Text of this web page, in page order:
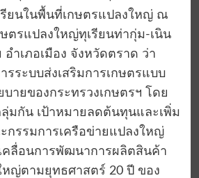
รียนในพื้นที่เกษตรแปลงใหญ่ ณ
ตรแปลงใหญ่ทุเรียนท่ากุ่ม-เนิน
ำเภอเมือง จังหวัดตราด ว่า
รระบบส่งเสริมการเกษตรแบบ
ายของกระทรวงเกษตรฯ โดย
ลุ่มกัน เป้าหมายลดต้นทุนและเพิ่ม
รรมการเครือข่ายแปลงใหญ่
คลื่อนการพัฒนาการผลิตสินค้า
หญ่ตามยุทธศาสตร์ 20 ปี ของ